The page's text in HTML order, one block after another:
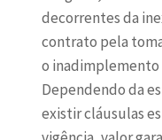
decorrentes da
contrato pela
o inadimplemento
Dependendo da
existir cláusulas